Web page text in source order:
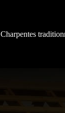
Charpentes